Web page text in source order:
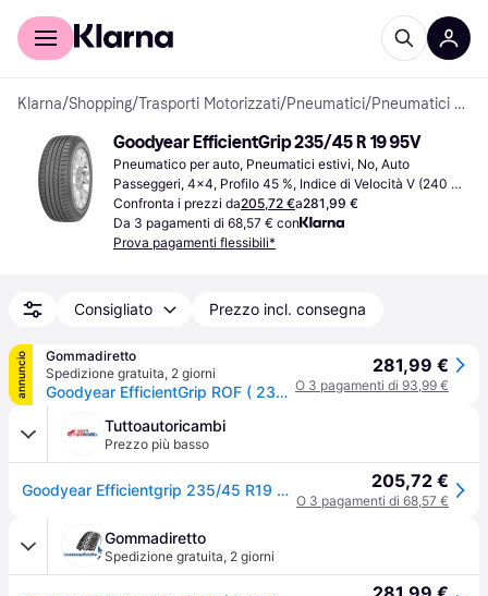
Per il tuo shopping
Klarna/Shopping/Trasporti Motorizzati/Pneumatici/ Pneumatici per auto
Goodyear EfficientGrip 235/45 R 19 95V
Pneumatico per auto, Pneumatici estivi, No, Auto
Passeggeri, 4x4, Profilo 45 %, Indice di Velocità V (240
km/h)
Confronta i prezzi da205,72 €a281,99 €
Da 3 pagamenti di 68,57 € con
Prova pagamenti flessibili*
Consigliato Prezzo incl. consegna
annuncio
Gommadiretto
Spedizione gratuita, 2 giorni
Goodyear EfficientGrip ROF ( 235/45 R19 95V MOExtended, con protezione del cerchio (MFS), runflat )
281,99 €
O 3 pagamenti di 93,99 €
Tuttoautoricambi
Prezzo più basso
Goodyear Efficientgrip 235/45 R19 95V auto Pneumatici estivi Pneumatici 529813 205,72 €
O 3 pagamenti di 68,57 €
Gommadiretto
Spedizione gratuita, 2 giorni